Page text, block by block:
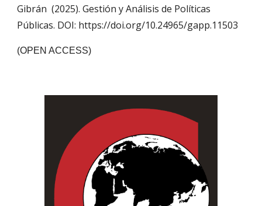
Gibrán (2025). Gestión y Análisis de Políticas
Públicas. DOI: https://doi.org/10.24965/gapp.11503
(OPEN ACCESS)